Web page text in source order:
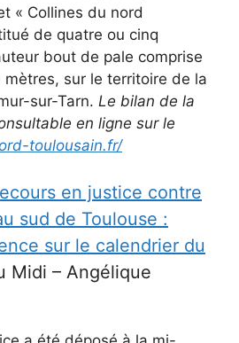
« Collines du nord
de quatre ou cinq
bout de pale comprise
sur le territoire de la
sur-Tarn. Le bilan de la
en ligne sur le
toulousain.fr/
en justice contre
sud de Toulouse :
sur le calendrier du
Midi – Angélique